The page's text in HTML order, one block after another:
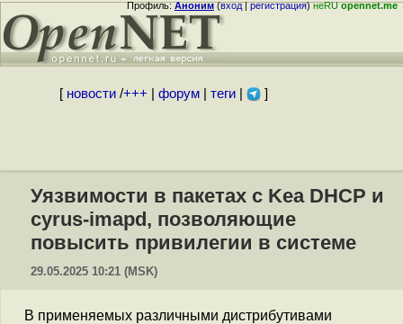
Профиль:Аноним(вход|регистрация)неRUopennet.me
[ новости/+++ форум| теги| ]
Уязвимости в пакетах с Kea DHCP и
cyrus-imapd, позволяющие
повысить привилегии в системе
29.05.2025 10:21 (MSK)
В применяемых различными дистрибутивами